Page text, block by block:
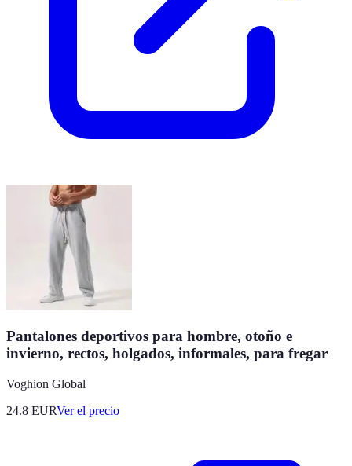
Pantalones deportivos para hombre, otoño e
invierno, rectos, holgados, informales, para fregar
Voghion Global
24.8 EURVer el precio